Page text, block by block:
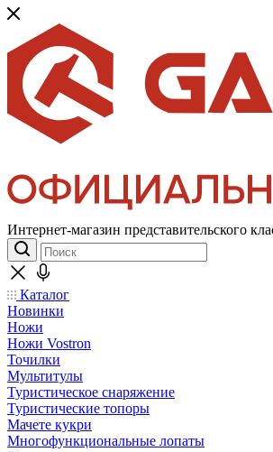
Интернет-магазин представительского
Каталог
Новинки
Ножи
Ножи Vostron
Точилки
Мультитулы
Туристическое снаряжение
Туристические топоры
Мачете кукри
Многофункциональные лопаты